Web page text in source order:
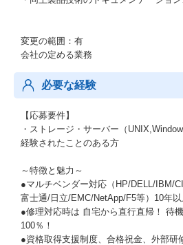
変更の範囲：有
会社の定める業務
必要な経験
【応募要件】
・ストレージ・サーバー（
経験されたことのある方
～特徴と魅力～
●マルチベンダー対応（HP/DELL/IBM/
富士通/日立/EMC/NetApp/F5等）10年
●修理対応時は 自宅から直行直帰！ 待
100％！
●資格取得支援制度、合格祝金、外部研